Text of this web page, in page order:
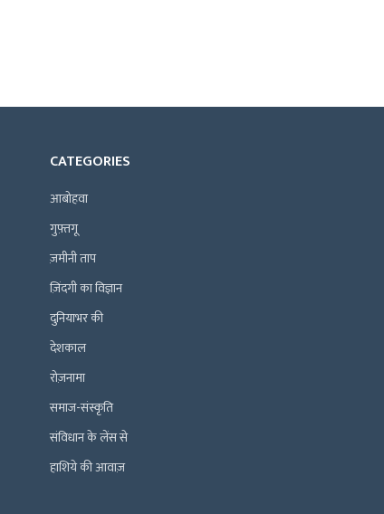
CATEGORIES
आबोहवा
गुफ़्तगू
ज़मीनी ताप
ज़िंदगी का विज्ञान
दुनियाभर की
देशकाल
रोज़नामा
समाज-संस्कृति
संविधान के लेंस से
हाशिये की आवाज़